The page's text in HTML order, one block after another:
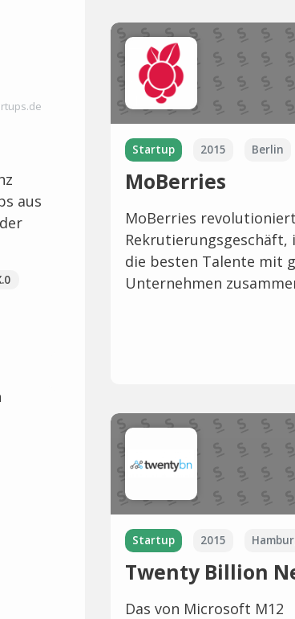
aus
Startup 2015 Berlin
MoBerries
MoBerries
Rekrutierungsgeschäft,
die besten Talente mit
Unternehmen
Startup 2015
Twenty Billion
Das von Microsoft M12